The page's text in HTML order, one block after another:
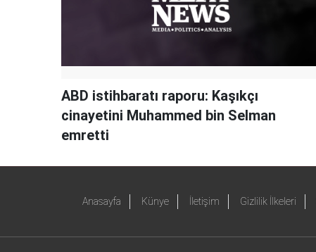
ABD istihbaratı raporu: Kaşıkçı
cinayetini Muhammed bin Selman
emretti
Anasayfa Künye İletişim Gizlilik İlkeleri